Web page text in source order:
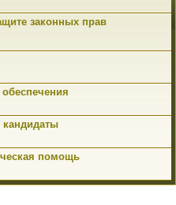
законных прав
помощь